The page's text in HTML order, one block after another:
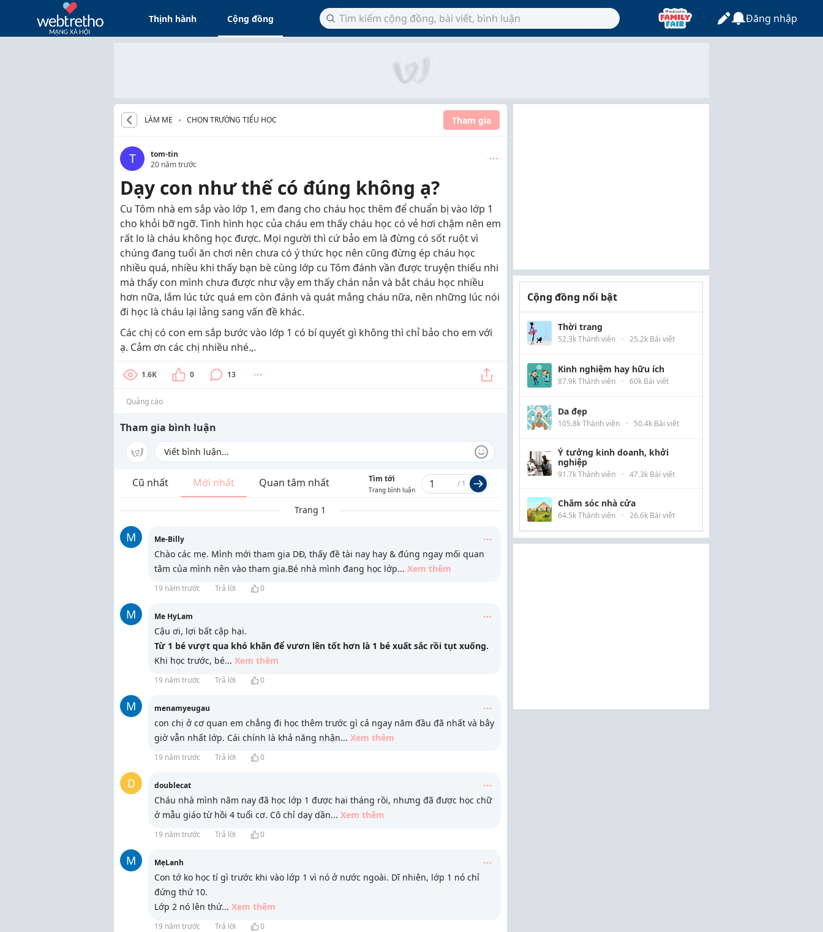
Thịnh hành Cộng đồng Đăng nhập
LÀM MẸ CHỌN TRƯỜNG TIỂU HỌC Tham gia
T
tom-tin
20 năm trước
Dạy con như thế có đúng không ạ?
Cu Tôm nhà em sắp vào lớp 1, em đang cho cháu học thêm để chuẩn bị vào lớp 1
cho khỏi bỡ ngỡ. Tình hình học của cháu em thấy cháu học có vẻ hơi chậm nên em
rất lo là cháu không học được. Mọi người thì cứ bảo em là đừng có sốt ruột vì
chúng đang tuổi ăn chơi nên chưa có ý thức học nên cũng đừng ép cháu học
nhiều quá, nhiều khi thấy bạn bè cùng lớp cu Tôm đánh vần được truyện thiếu nhi
mà thấy con mình chưa được như vậy em thấy chán nản và bắt cháu học nhiều
hơn nữa, lắm lúc tức quá em còn đánh và quát mắng cháu nữa, nên những lúc nói
đi học là cháu lại lảng sang vấn đề khác.
Các chị có con em sắp bước vào lớp 1 có bí quyết gì không thì chỉ bảo cho em với
ạ. Cảm ơn các chị nhiều nhé.,.
1.6K 0 13
Quảng cáo
Tham gia bình luận
Cũ nhất Mới nhất Quan tâm nhất Tìm tới
Trang bình luận
/ 1
Trang 1
M Me-Billy
Chào các mẹ. Mình mới tham gia DĐ, thấy đề tài nay hay & đúng ngay mối quan
tâm của mình nên vào tham gia.Bé nhà mình đang học lớp... Xem thêm
19 năm trước Trả lời 0
M Me HyLam
Cậu ơi, lợi bất cập hại.
Từ 1 bé vượt qua khó khăn để vươn lên tốt hơn là 1 bé xuất sắc rồi tụt xuống.
Khi học trước, bé... Xem thêm
19 năm trước Trả lời 0
M menamyeugau
con chị ở cơ quan em chẳng đi học thêm trước gì cả ngay năm đầu đã nhất và bây
giờ vẫn nhất lớp. Cái chính là khả năng nhận... Xem thêm
19 năm trước Trả lời 0
D doublecat
Cháu nhà mình năm nay đã học lớp 1 được hai tháng rồi, nhưng đã được học chữ
ở mẫu giáo từ hồi 4 tuổi cơ. Cô chỉ dạy dần... Xem thêm
19 năm trước Trả lời 0
M MẹLanh
Con tớ ko học tí gì trước khi vào lớp 1 vì nó ở nước ngoài. Dĩ nhiên, lớp 1 nó chỉ
đứng thứ 10.
Lớp 2 nó lên thứ... Xem thêm
19 năm trước Trả lời 0
Cộng đồng nổi bật
Thời trang
52.3k Thành viên · 25.2k Bài viết
Kinh nghiệm hay hữu ích
87.9k Thành viên · 60k Bài viết
Da đẹp
105.8k Thành viên · 50.4k Bài viết
Ý tưởng kinh doanh, khởi
nghiệp
91.7k Thành viên · 47.3k Bài viết
Chăm sóc nhà cửa
64.5k Thành viên · 26.6k Bài viết